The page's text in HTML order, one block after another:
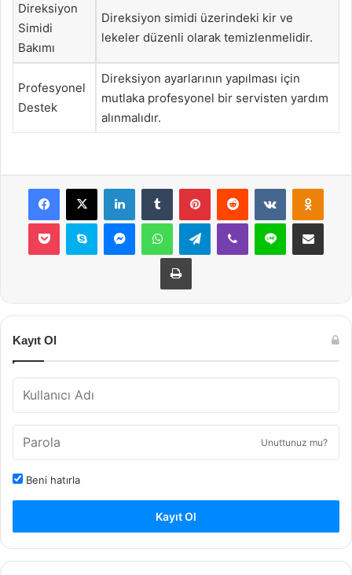
Direksiyon
Simidi
Bakımı
Direksiyon simidi üzerindeki kir ve
lekeler düzenli olarak temizlenmelidir.
Profesyonel
Destek
Direksiyon ayarlarının yapılması için
mutlaka profesyonel bir servisten yardım
alınmalıdır.
Facebook
X LinkedInTumblr PinterestReddit VKontakte
Pocket Skype MessengerWhatsAppTelegramViber Line E-Posta ile
Yazdır
Kayıt Ol
Unuttunuz mu?
Beni hatırla
Kayıt Ol